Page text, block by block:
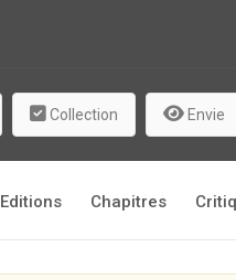
Collection Envie
Editions Chapitres